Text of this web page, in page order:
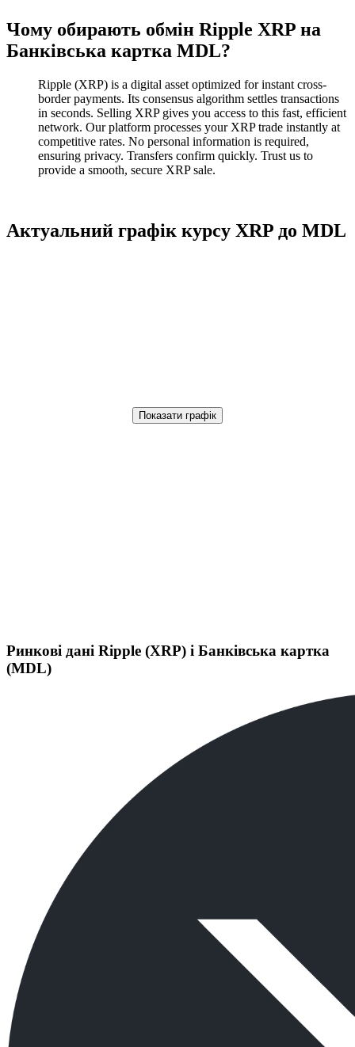
Чому обирають обмін Ripple XRP на
Банківська картка MDL?
Ripple (XRP) is a digital asset optimized for instant cross-
border payments. Its consensus algorithm settles transactions
in seconds. Selling XRP gives you access to this fast, efficient
network. Our platform processes your XRP trade instantly at
competitive rates. No personal information is required,
ensuring privacy. Transfers confirm quickly. Trust us to
provide a smooth, secure XRP sale.
Актуальний графік курсу XRP до MDL
Показати графік
Ринкові дані Ripple (XRP) і Банківська картка
(MDL)